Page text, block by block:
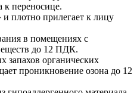
к переносице.
и плотно прилегает к лицу
в помещениях с
до 12 ПДК.
запахов органических
проникновение озона до 12